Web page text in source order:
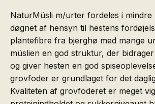
NaturMüsli m/urter fordeles i
døgnet af hensyn til hestens
plantefibre fra bjerghø med mange
müslien en god struktur, der
og giver hesten en god
grovfoder er grundlaget for det
Kvaliteten af grovfoderet er meget